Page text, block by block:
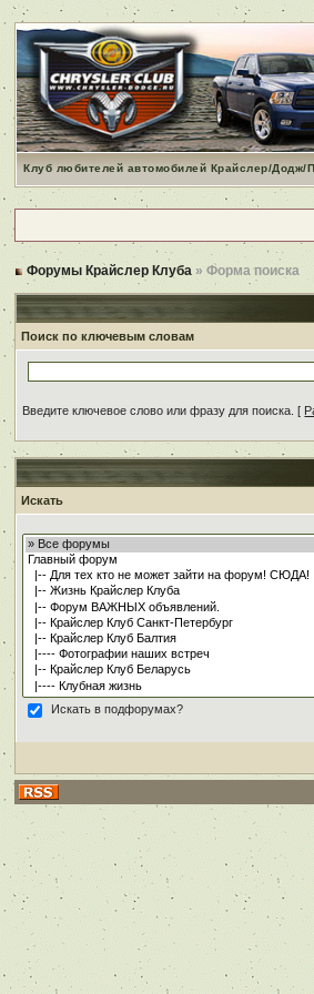
Клуб любителей автомобилей Крайслер/Додж/
Форумы Крайслер Клуба » Форма поиска
Поиск по ключевым словам
Введите ключевое слово или фразу для поиска. [
Искать
Искать в подфорумах?